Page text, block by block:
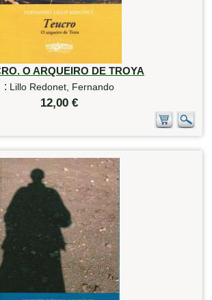
O ARQUEIRO DE TROYA
: Lillo Redonet, Fernando
12,00 €